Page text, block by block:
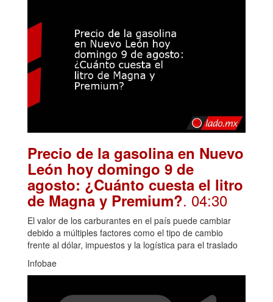
Precio de la gasolina en Nuevo
León hoy domingo 9 de
agosto: ¿Cuánto cuesta el litro
de Magna y Premium?. 04:30
El valor de los carburantes en el país puede cambiar
debido a múltiples factores como el tipo de cambio
frente al dólar, impuestos y la logística para el traslado
Infobae